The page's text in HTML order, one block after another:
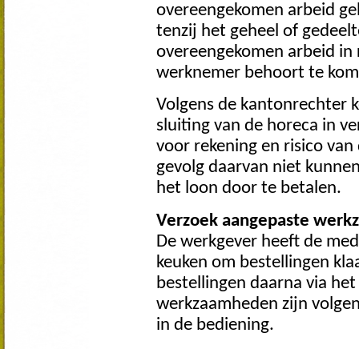
overeengekomen arbeid
tenzij het geheel of
overeengekomen arbeid
werknemer behoort te
Volgens de kantonrechter
sluiting van de horeca in
voor rekening en risico
gevolg daarvan niet
het loon door te betalen.
Verzoek aangepaste
De werkgever heeft de
keuken om bestellingen
bestellingen daarna via
werkzaamheden zijn
in de bediening.